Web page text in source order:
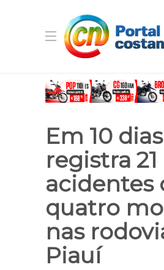
Em 10
registra 21
acidentes
quatro
nas
Piauí